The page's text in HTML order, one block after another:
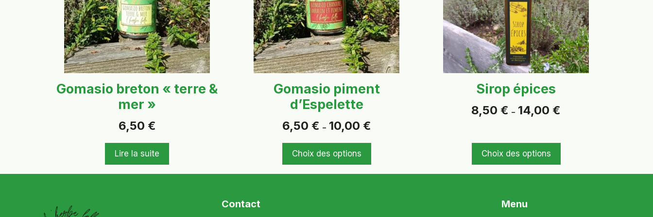
Gomasio breton « terre &
mer »
6,50 €
Lire la suite
Gomasio piment
d’Espelette
6,50 € – 10,00 €
prix :
10,00 €
Choix des options
options
peuvent
être
choisies
sur
Sirop épices
8,50 € – 14,00 €
Choix des options
options
peuvent
être
choisies
sur
Contact Menu